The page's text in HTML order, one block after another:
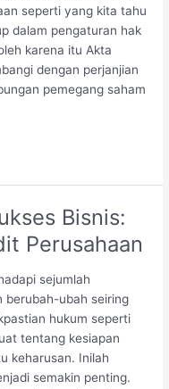
seperti yang kita tahu
dalam pengaturan hak
karena itu Akta
dengan perjanjian
pemegang saham
Bisnis:
Perusahaan
sejumlah
berubah-ubah seiring
hukum seperti
tentang kesiapan
keharusan. Inilah
semakin penting.